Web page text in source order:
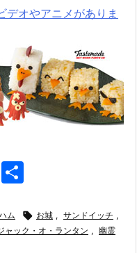
デオやアニメがありま
E
ム  お城 , サンドイッチ ,
ャック・オ・ランタン , 幽霊